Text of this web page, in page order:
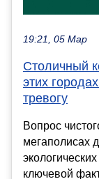
19:21, 05 Мар
Столичный
этих
тревогу
Вопрос
мегаполисах
ключевой